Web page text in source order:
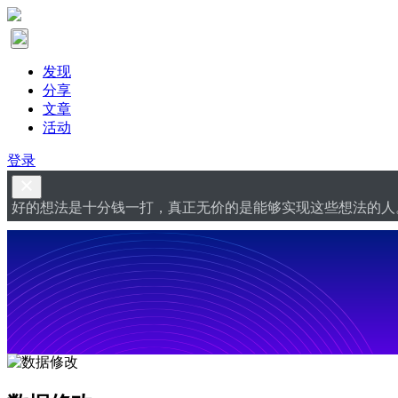
发现
分享
文章
活动
登录
好的想法是十分钱一打，真正无价的是能够实现这些想法的人